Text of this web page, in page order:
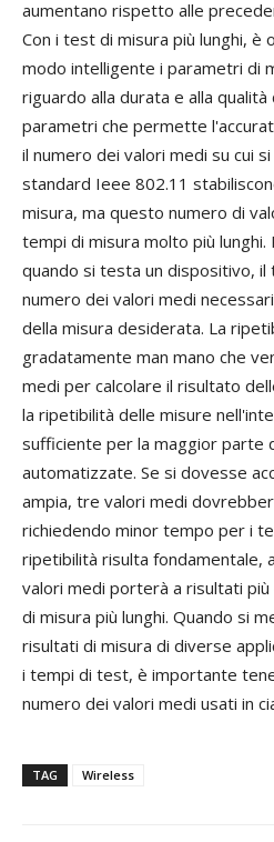
aumentano rispetto alle
Con i test di misura più lunghi,
modo intelligente i parametri di
riguardo alla durata e alla
parametri che permette
il numero dei valori medi su cui
standard Ieee 802.11
misura, ma questo numero di
tempi di misura molto più
quando si testa un dispositivo, il
numero dei valori medi
della misura desiderata. La
gradatamente man mano che
medi per calcolare il risultato
la ripetibilità delle misure
sufficiente per la maggior parte
automatizzate. Se si dovesse
ampia, tre valori medi
richiedendo minor tempo per i
ripetibilità risulta fondamentale,
valori medi porterà a risultati
di misura più lunghi. Quando si
risultati di misura di diverse
i tempi di test, è importante
numero dei valori medi usati in
TAG Wireless